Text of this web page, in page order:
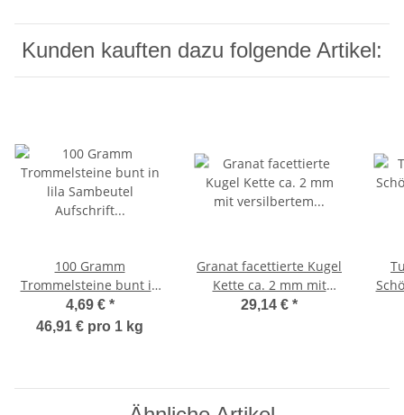
Kunden kauften dazu folgende Artikel:
100 Gramm
Trommelsteine bunt in
lila Sambeutel Aufschrift
Mineralien & Edelsteine
4,69 € *
46,91 € pro 1 kg
Granat facettierte Kugel
Kette ca. 2 mm mit
versilbertem Karabiner
29,14 € *